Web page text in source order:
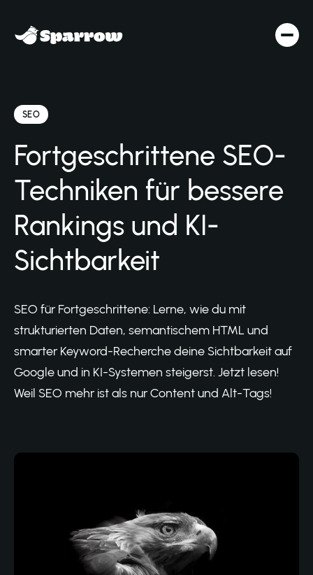
SEO
Fortgeschrittene SEO-
Techniken für bessere
Rankings und KI-
Sichtbarkeit
SEO für Fortgeschrittene: Lerne, wie du mit
strukturierten Daten, semantischem HTML und
smarter Keyword-Recherche deine Sichtbarkeit auf
Google und in KI-Systemen steigerst. Jetzt lesen!
Weil SEO mehr ist als nur Content und Alt-Tags!